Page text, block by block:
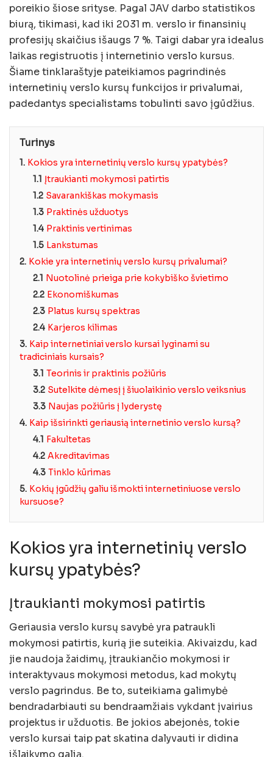
poreikio šiose srityse. Pagal JAV darbo statistikos
biurą, tikimasi, kad iki 2031 m. verslo ir finansinių
profesijų skaičius išaugs 7 %. Taigi dabar yra idealus
laikas registruotis į internetinio verslo kursus.
Šiame tinklaraštyje pateikiamos pagrindinės
internetinių verslo kursų funkcijos ir privalumai,
padedantys specialistams tobulinti savo įgūdžius.
Turinys
1. Kokios yra internetinių verslo kursų ypatybės?
1.1 Įtraukianti mokymosi patirtis
1.2 Savarankiškas mokymasis
1.3 Praktinės užduotys
1.4 Praktinis vertinimas
1.5 Lankstumas
2. Kokie yra internetinių verslo kursų privalumai?
2.1 Nuotolinė prieiga prie kokybiško švietimo
2.2 Ekonomiškumas
2.3 Platus kursų spektras
2.4 Karjeros kilimas
3. Kaip internetiniai verslo kursai lyginami su
tradiciniais kursais?
3.1 Teorinis ir praktinis požiūris
3.2 Sutelkite dėmesį į šiuolaikinio verslo veiksnius
3.3 Naujas požiūris į lyderystę
4. Kaip išsirinkti geriausią internetinio verslo kursą?
4.1 Fakultetas
4.2 Akreditavimas
4.3 Tinklo kūrimas
5. Kokių įgūdžių galiu išmokti internetiniuose verslo
kursuose?
Kokios yra internetinių verslo
kursų ypatybės?
Įtraukianti mokymosi patirtis
Geriausia verslo kursų savybė yra patraukli
mokymosi patirtis, kurią jie suteikia. Akivaizdu, kad
jie naudoja žaidimų, įtraukiančio mokymosi ir
interaktyvaus mokymosi metodus, kad mokytų
verslo pagrindus. Be to, suteikiama galimybė
bendradarbiauti su bendraamžiais vykdant įvairius
projektus ir užduotis. Be jokios abejonės, tokie
verslo kursai taip pat skatina dalyvauti ir didina
išlaikymo galią.